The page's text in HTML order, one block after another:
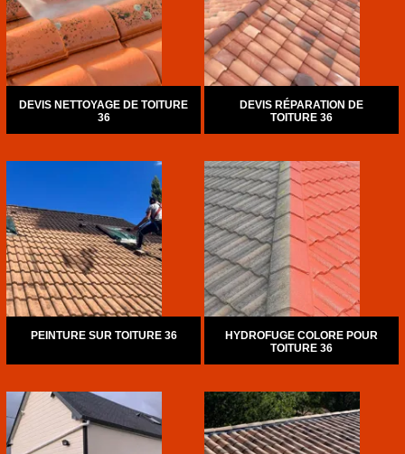
DEVIS NETTOYAGE DE TOITURE
36
DEVIS RÉPARATION DE
TOITURE 36
PEINTURE SUR TOITURE 36
HYDROFUGE COLORE POUR
TOITURE 36